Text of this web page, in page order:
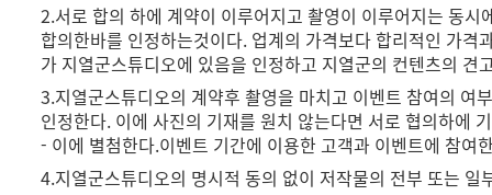
2.서로 합의 하에 계약이 이루어지고 촬영이 이루어지는 동
합의한바를 인정하는것이다. 업계의 가격보다 합리적인 가
가 지열군스튜디오에 있음을 인정하고 지열군의 컨텐츠의 견
3.지열군스튜디오의 계약후 촬영을 마치고 이벤트 참여의 여
인정한다. 이에 사진의 기재를 원치 않는다면 서로 협의하에
- 이에 별첨한다.이벤트 기간에 이용한 고객과 이벤트에 참
4.지열군스튜디오의 명시적 동의 없이 저작물의 전부 또는